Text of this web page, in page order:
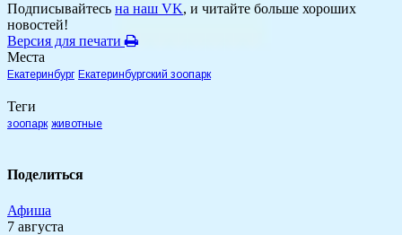
Подписывайтесь на наш VK, и читайте больше хороших
новостей!
Версия для печати
Места
Екатеринбург Екатеринбургский зоопарк
Теги
зоопарк животные
Поделиться
Афиша
7 августа